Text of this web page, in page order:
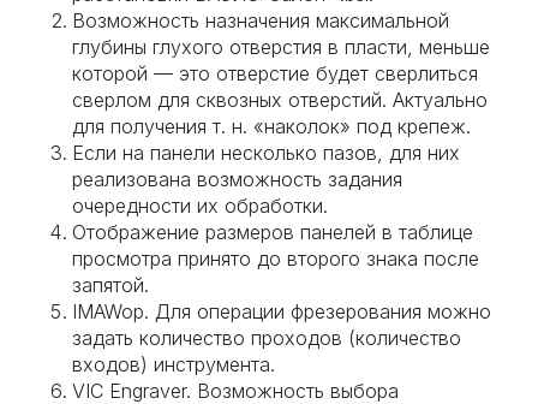
Возможность назначения максимальной
глубины глухого отверстия в пласти, меньше
которой — это отверстие будет сверлиться
сверлом для сквозных отверстий. Актуально
для получения т. н. «наколок» под крепеж.
Если на панели несколько пазов, для них
реализована возможность задания
очередности их обработки.
Отображение размеров панелей в таблице
просмотра принято до второго знака после
запятой.
IMAWop. Для операции фрезерования можно
задать количество проходов (количество
входов) инструмента.
VIC Engraver. Возможность выбора